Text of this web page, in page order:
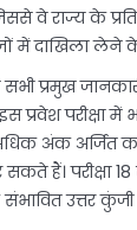
वे राज्य के
में दाखिला लेने के
प्रमुख
प्रवेश परीक्षा में
अंक अर्जित
हैं। परीक्षा
उत्तर